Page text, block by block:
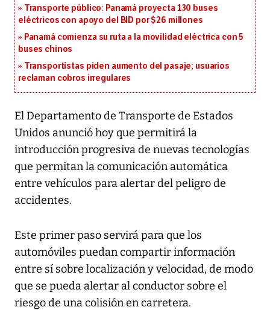
Transporte público: Panamá proyecta 130 buses
eléctricos con apoyo del BID por $26 millones
Panamá comienza su ruta a la movilidad eléctrica con 5
buses chinos
Transportistas piden aumento del pasaje; usuarios
reclaman cobros irregulares
El Departamento de Transporte de Estados
Unidos anunció hoy que permitirá la
introducción progresiva de nuevas tecnologías
que permitan la comunicación automática
entre vehículos para alertar del peligro de
accidentes.
Este primer paso servirá para que los
automóviles puedan compartir información
entre sí sobre localización y velocidad, de modo
que se pueda alertar al conductor sobre el
riesgo de una colisión en carretera.